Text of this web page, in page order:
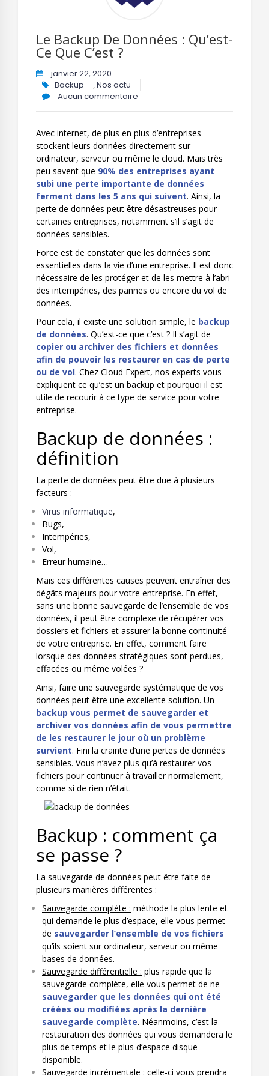
Le Backup De Données : Qu’est-
Ce Que C’est ?
janvier 22, 2020
Backup
,Nos actu
Aucun commentaire
Avec internet, de plus en plus d’entreprises
stockent leurs données directement sur
ordinateur, serveur ou même le cloud. Mais très
peu savent que 90% des entreprises ayant
subi une perte importante de données
ferment dans les 5 ans qui suivent. Ainsi, la
perte de données peut être désastreuses pour
certaines entreprises, notamment s’il s’agit de
données sensibles.
Force est de constater que les données sont
essentielles dans la vie d’une entreprise. Il est donc
nécessaire de les protéger et de les mettre à l’abri
des intempéries, des pannes ou encore du vol de
données.
Pour cela, il existe une solution simple, le backup
de données. Qu’est-ce que c’est ? Il s’agit de
copier ou archiver des fichiers et données
afin de pouvoir les restaurer en cas de perte
ou de vol. Chez Cloud Expert, nos experts vous
expliquent ce qu’est un backup et pourquoi il est
utile de recourir à ce type de service pour votre
entreprise.
Backup de données :
définition
La perte de données peut être due à plusieurs
facteurs :
Virus informatique,
Bugs,
Intempéries,
Vol,
Erreur humaine…
Mais ces différentes causes peuvent entraîner des
dégâts majeurs pour votre entreprise. En effet,
sans une bonne sauvegarde de l’ensemble de vos
données, il peut être complexe de récupérer vos
dossiers et fichiers et assurer la bonne continuité
de votre entreprise. En effet, comment faire
lorsque des données stratégiques sont perdues,
effacées ou même volées ?
Ainsi, faire une sauvegarde systématique de vos
données peut être une excellente solution. Un
backup vous permet de sauvegarder et
archiver vos données afin de vous permettre
de les restaurer le jour où un problème
survient. Fini la crainte d’une pertes de données
sensibles. Vous n’avez plus qu’à restaurer vos
fichiers pour continuer à travailler normalement,
comme si de rien n’était.
Backup : comment ça
se passe ?
La sauvegarde de données peut être faite de
plusieurs manières différentes :
Sauvegarde complète : méthode la plus lente et
qui demande le plus d’espace, elle vous permet
de sauvegarder l’ensemble de vos fichiers
qu’ils soient sur ordinateur, serveur ou même
bases de données.
Sauvegarde différentielle : plus rapide que la
sauvegarde complète, elle vous permet de ne
sauvegarder que les données qui ont été
créées ou modifiées après la dernière
sauvegarde complète. Néanmoins, c’est la
restauration des données qui vous demandera le
plus de temps et le plus d’espace disque
disponible.
Sauvegarde incrémentale : celle-ci vous prendra